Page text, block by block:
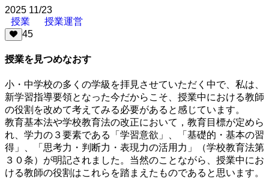
2025 11/23
授業
授業運営
45
授業を見つめなおす
小・中学校の多くの学級を拝見させていただく中で、私は、
新学習指導要領となった今だからこそ、授業中における教師
の役割を改めて考えてみる必要があると感じています。
教育基本法や学校教育法の改正において，教育目標が定めら
れ、学力の３要素である「学習意欲」、「基礎的・基本の習
得」、「思考力・判断力・表現力の活用力」（学校教育法第
３０条）が明記されました。当然のことながら、授業中にお
ける教師の役割はこれらを踏まえたものであると思います。